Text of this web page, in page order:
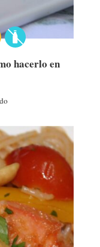
hacerlo en